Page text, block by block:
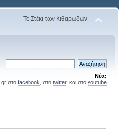
Το Στέκι των Κιθαρωδών
Νέα:
στο facebook , στο twitter, και στο youtube